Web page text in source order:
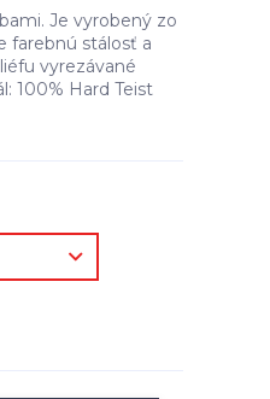
Je vyrobený zo
farebnú stálosť a
vyrezávané
100% Hard Teist